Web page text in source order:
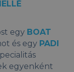
egy BOAT
és egy PADI
egyenként